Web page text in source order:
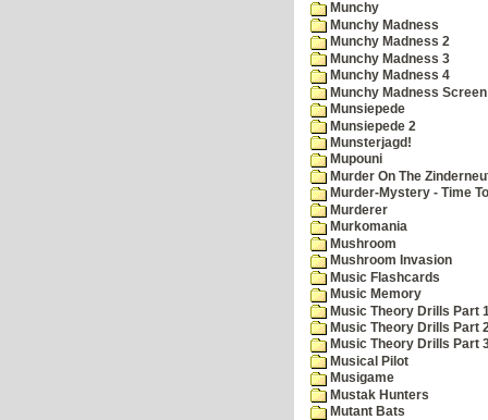
Munchy
Munchy Madness
Munchy Madness 2
Munchy Madness 3
Munchy Madness 4
Munchy Madness
Munsiepede
Munsiepede 2
Munsterjagd!
Mupouni
Murder On The
Murder-Mystery - Time
Murderer
Murkomania
Mushroom
Mushroom Invasion
Music Flashcards
Music Memory
Music Theory Drills Part
Music Theory Drills Part
Music Theory Drills Part
Musical Pilot
Musigame
Mustak Hunters
Mutant Bats